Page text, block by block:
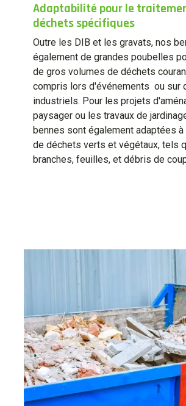
Adaptabilité pour le
déchets spécifiques
Outre les DIB et les gravats, nos
également de grandes poubelles
de gros volumes de déchets
compris lors d'événements ou sur
industriels. Pour les projets
paysager ou les travaux de
bennes sont également adaptées
de déchets verts et végétaux, tels
branches, feuilles, et débris de